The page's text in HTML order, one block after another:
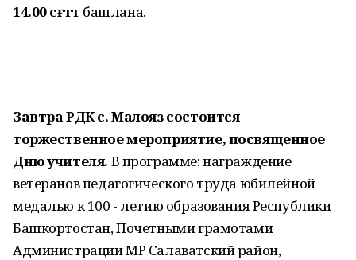
14.00 сәғәттә башлана.
Завтра РДК с. Малояз состоится
торжественное мероприятие, посвященное
Дню учителя. В программе: награждение
ветеранов педагогического труда юбилейной
медалью к 100 - летию образования Республики
Башкортостан, Почетными грамотами
Администрации МР Салаватский район,